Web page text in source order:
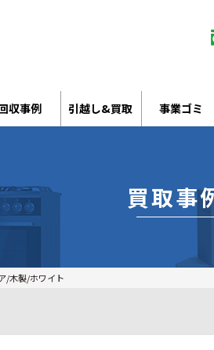
収事例 引越し&買取 事業ゴミ
買取事
/木製/ホワイト